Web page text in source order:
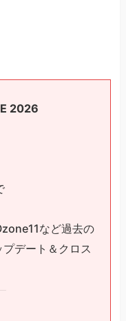
2026
など過去の
デート＆クロス